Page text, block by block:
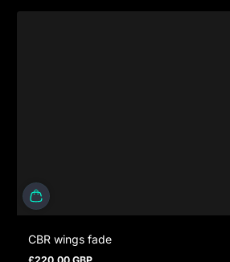
CBR wings fade
£220.00 GBP